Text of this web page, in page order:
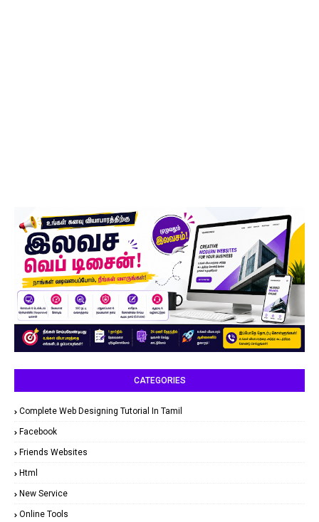
CATEGORIES
Complete Web Designing Tutorial In Tamil
Facebook
Friends Websites
Html
New Service
Online Tools